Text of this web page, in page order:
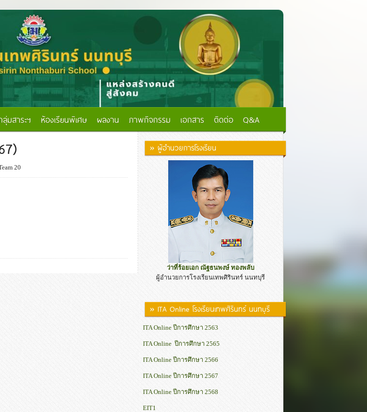
ลุ่มสาระฯ ห้องเรียนพิเศษ ผลงาน ภาพกิจกรรม เอกสาร ติดต่อ Q&A
20
» ผู้อำนวยการโรงเรียน
ว่าที่ร้อยเอก ณัฐธนพงษ์ ทองพลับ
ผู้อำนวยการโรงเรียนเทพศิรินทร์ นนทบุรี
» ITA Online โรงเรียนเทพศิรินทร์ นนทบุรี
ITA Online ปีการศึกษา 2563
ITA Online ปีการศึกษา 2565
ITA Online ปีการศึกษา 2566
ITA Online ปีการศึกษา 2567
ITA Online ปีการศึกษา 2568
EIT1